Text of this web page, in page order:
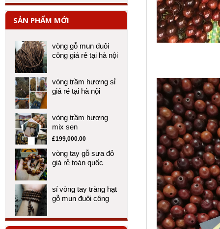
SẢN PHẨM MỚI
vòng gỗ mun đuôi
công giá rẻ tại hà nội
vòng trầm hương sỉ
giá rẻ tại hà nội
vòng trầm hương
mix sen
£199,000.00
vòng tay gỗ sưa đỏ
giá rẻ toàn quốc
sỉ vòng tay tràng hạt
gỗ mun đuôi công